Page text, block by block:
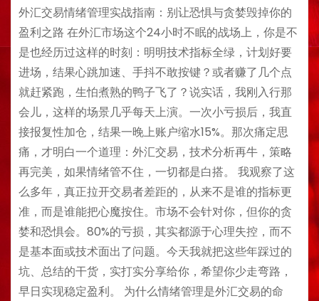
外汇交易情绪管理实战指南：别让恐惧与贪婪毁掉你的
盈利之路 在外汇市场这个24小时不眠的战场上，你是不
是也经历过这样的时刻：明明技术指标全绿，计划好要
进场，结果心跳加速、手抖不敢按键？或者赚了几个点
就赶紧跑，生怕煮熟的鸭子飞了？说实话，我刚入行那
会儿，这样的场景几乎每天上演。一次小亏损后，我直
接报复性加仓，结果一晚上账户缩水15%。那次痛定思
痛，才明白一个道理：外汇交易，技术分析再牛，策略
再完美，如果情绪管不住，一切都是白搭。 我观察了这
么多年，真正拉开交易者差距的，从来不是谁的指标更
准，而是谁能把心魔按住。市场不会针对你，但你的贪
婪和恐惧会。80%的亏损，其实都源于心理失控，而不
是基本面或技术面出了问题。今天我就把这些年踩过的
坑、总结的干货，实打实分享给你，希望你少走弯路，
早日实现稳定盈利。 为什么情绪管理是外汇交易的命